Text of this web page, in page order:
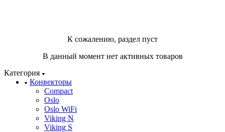
К сожалению, раздел пуст
В данный момент нет активных товаров
Категория
Конвекторы
Compact
Oslo
Oslo WiFi
Viking N
Viking S